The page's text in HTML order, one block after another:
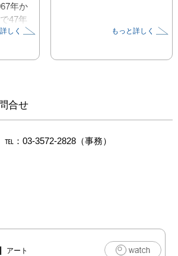
年か
47年
しく もっと詳しく
合せ
℡：03-3572-2828（事務）
|
アート